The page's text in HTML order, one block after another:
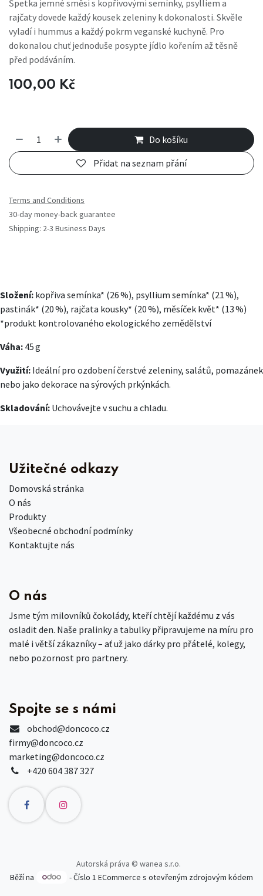
Špetka jemné směsi s kopřivovými semínky, psylliem a
rajčaty dovede každý kousek zeleniny k dokonalosti. Skvěle
vyladí i hummus a každý pokrm veganské kuchyně. Pro
dokonalou chuť jednoduše posypte jídlo kořením až těsně
před podáváním.
100,00 Kč
Do košíku
Přidat na seznam přání
Terms and Conditions
30-day money-back guarantee
Shipping: 2-3 Business Days
Složení: kopřiva semínka* (26 %), psyllium semínka* (21 %),
pastinák* (20 %), rajčata kousky* (20 %), měsíček květ* (13 %)
*produkt kontrolovaného ekologického zemědělství
Váha: 45 g
Využití: Ideální pro ozdobení čerstvé zeleniny, salátů, pomazánek
nebo jako dekorace na sýrových prkýnkách.
Skladování: Uchovávejte v suchu a chladu.
Užitečné odkazy
Domovská stránka
O nás
Produkty
Všeobecné obchodní podmínky
Kontaktujte nás
O nás
Jsme tým milovníků čokolády, kteří chtějí každému z vás
osladit den. Naše pralinky a tabulky připravujeme na míru pro
malé i větší zákazníky – ať už jako dárky pro přátelé, kolegy,
nebo pozornost pro partnery.
Spojte se s námi
obchod@doncoco.cz
firmy@doncoco.cz
marketing@doncoco.cz
+420 604 387 327
Autorská práva © wanea s.r.o.
Běží na
- Číslo 1ECommerce s otevřeným zdrojovým kódem